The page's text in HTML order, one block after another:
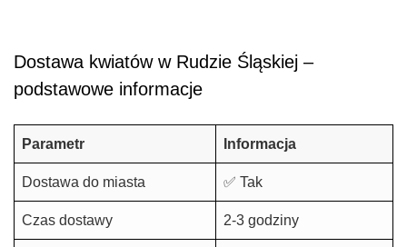
Dostawa kwiatów w Rudzie Śląskiej –
podstawowe informacje
Parametr Informacja
Dostawa do miasta ✅ Tak
Czas dostawy 2-3 godziny